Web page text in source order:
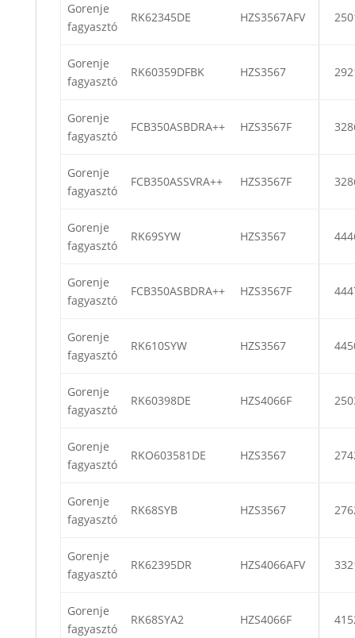
Gorenje
fagyasztó
RK62345DE HZS3567AFV
Gorenje
fagyasztó
RK60359DFBK HZS3567
Gorenje
fagyasztó
FCB350ASBDRA++ HZS3567F
Gorenje
fagyasztó
FCB350ASSVRA++ HZS3567F
Gorenje
fagyasztó
RK69SYW HZS3567
Gorenje
fagyasztó
FCB350ASBDRA++ HZS3567F
Gorenje
fagyasztó
RK610SYW HZS3567
Gorenje
fagyasztó
RK60398DE HZS4066F
Gorenje
fagyasztó
RKO603581DE HZS3567
Gorenje
fagyasztó
RK68SYB HZS3567
Gorenje
fagyasztó
RK62395DR HZS4066AFV
Gorenje
fagyasztó
RK68SYA2 HZS4066F